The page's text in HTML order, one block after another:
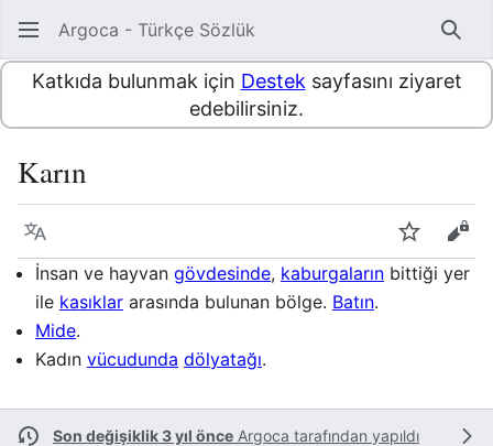
Argoca - Türkçe Sözlük Ara
Katkıda bulunmak için Destek sayfasını ziyaret
edebilirsiniz.
Karın
Dil İzle
İnsan ve hayvan gövdesinde, kaburgaların bittiği yer
ile kasıklar arasında bulunan bölge. Batın.
Mide.
Kadın vücudunda dölyatağı.
Son değişiklik 3 yıl önce Argoca tarafından yapıldı